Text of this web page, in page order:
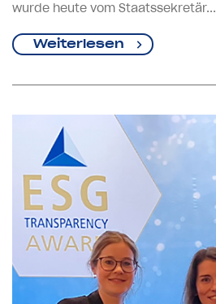
wurde heute vom Staatssekretär...
Weiterlesen